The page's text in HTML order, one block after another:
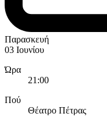
Παρασκευή
03 Ιουνίου
Ώρα
21:00
Πού
Θέατρο Πέτρας